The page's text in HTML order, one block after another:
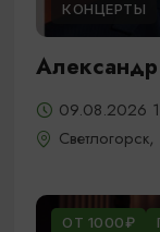
КОНЦЕРТЫ
09.08.2026
ОТ 1000₽